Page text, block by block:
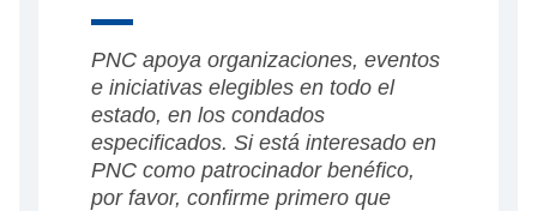
PNC apoya organizaciones, eventos
e iniciativas elegibles en todo el
estado, en los condados
especificados. Si está interesado en
PNC como patrocinador benéfico,
por favor, confirme primero que